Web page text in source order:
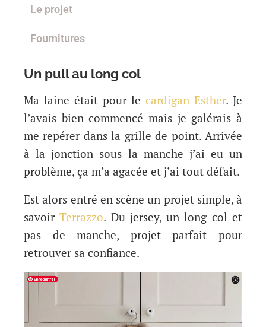
Le projet
Fournitures
Un pull au long col
Ma laine était pour le cardigan Esther. Je
l’avais bien commencé mais je galérais à
me repérer dans la grille de point. Arrivée
à la jonction sous la manche j’ai eu un
problème, ça m’a agacée et j’ai tout défait.
Est alors entré en scène un projet simple, à
savoirTerrazzo. Du jersey, un long col et
pas de manche, projet parfait pour
retrouver sa confiance.